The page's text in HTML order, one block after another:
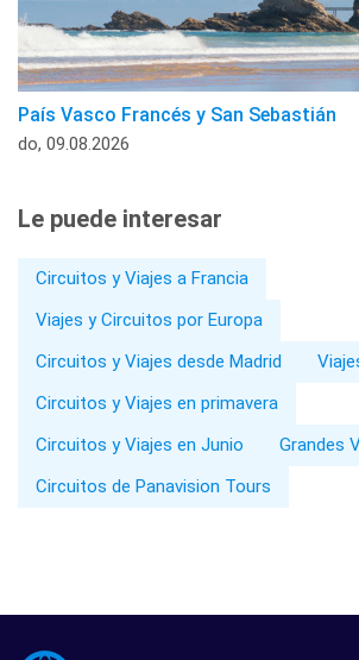
País Vasco Francés y San Sebastián
do, 09.08.2026
Le puede interesar
Circuitos y Viajes a Francia
Viajes y Circuitos por Europa
Circuitos y Viajes desde Madrid
Circuitos y Viajes en primavera
Circuitos y Viajes en Junio
Grandes
Circuitos de Panavision Tours